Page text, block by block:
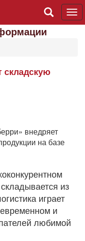
складскую
внедряет
на базе
из
играет
и
любимой